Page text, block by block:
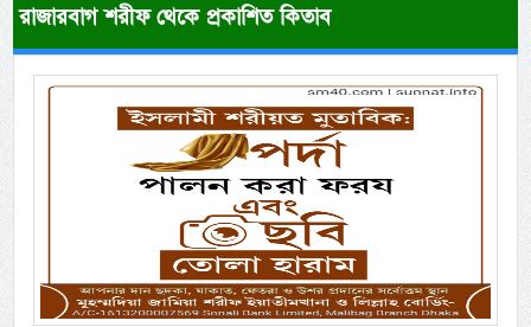
রাজারবাগ শরীফ থেকে প্রকাশিত কিতাব